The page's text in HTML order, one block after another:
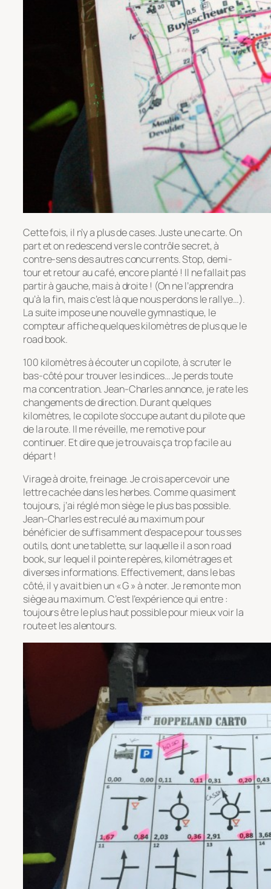
Cette fois, il n’y a plus de cases. Juste une carte. On
part et on redescend vers le contrôle secret, à
contre-sens des autres concurrents. Stop, demi-
tour et retour au café, encore planté ! Il ne fallait pas
partir à gauche, mais à droite ! (On ne l’apprendra
qu’à la fin, mais c’est là que nous perdons le rallye…).
La suite impose une nouvelle gymnastique, le
compteur affiche quelques kilomètres de plus que le
road book.
100 kilomètres à écouter un copilote, à scruter le
bas-côté pour trouver les indices… Je perds toute
ma concentration. Jean-Charles annonce, je rate les
changements de direction. Durant quelques
kilomètres, le copilote s’occupe autant du pilote que
de la route. Il me réveille, me remotive pour
continuer. Et dire que je trouvais ça trop facile au
départ !
Virage à droite, freinage. Je crois apercevoir une
lettre cachée dans les herbes. Comme quasiment
toujours, j’ai réglé mon siège le plus bas possible.
Jean-Charles est reculé au maximum pour
bénéficier de suffisamment d’espace pour tous ses
outils, dont une tablette, sur laquelle il a son road
book, sur lequel il pointe repères, kilométrages et
diverses informations. Effectivement, dans le bas
côté, il y avait bien un « G » à noter. Je remonte mon
siège au maximum. C’est l’expérience qui entre :
toujours être le plus haut possible pour mieux voir la
route et les alentours.